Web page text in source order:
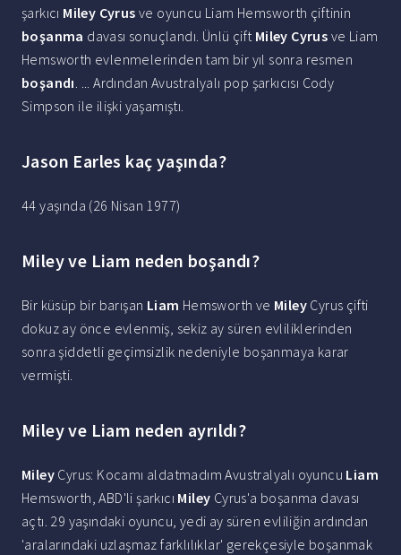
şarkıcı Miley Cyrus ve oyuncu Liam Hemsworth çiftinin
boşanma davası sonuçlandı. Ünlü çift Miley Cyrus ve Liam
Hemsworth evlenmelerinden tam bir yıl sonra resmen
boşandı. ... Ardından Avustralyalı pop şarkıcısı Cody
Simpson ile ilişki yaşamıştı.
Jason Earles kaç yaşında?
44 yaşında (26 Nisan 1977)
Miley ve Liam neden boşandı?
Bir küsüp bir barışan Liam Hemsworth ve Miley Cyrus çifti
dokuz ay önce evlenmiş, sekiz ay süren evliliklerinden
sonra şiddetli geçimsizlik nedeniyle boşanmaya karar
vermişti.
Miley ve Liam neden ayrıldı?
Miley Cyrus: Kocamı aldatmadım Avustralyalı oyuncu Liam
Hemsworth, ABD'li şarkıcı Miley Cyrus'a boşanma davası
açtı. 29 yaşındaki oyuncu, yedi ay süren evliliğin ardından
'aralarındaki uzlaşmaz farklılıklar' gerekçesiyle boşanmak